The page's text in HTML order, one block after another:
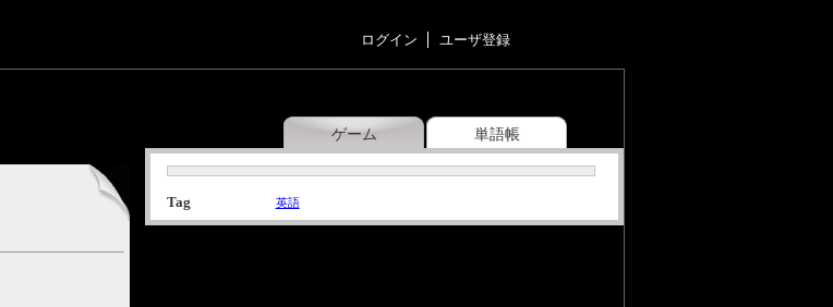
ログイン ユーザ登録
ゲーム 単語帳
Tag 英語